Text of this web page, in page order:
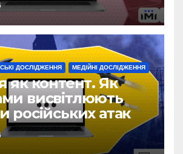
ДОСЛІДЖЕННЯ МЕДІЙНІ ДОСЛІДЖЕННЯ
як контент. Як
висвітлюють
російських атак